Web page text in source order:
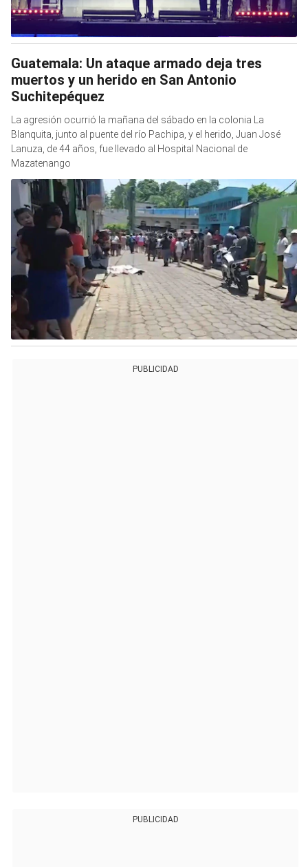
Guatemala: Un ataque armado deja tres
muertos y un herido en San Antonio
Suchitepéquez
La agresión ocurrió la mañana del sábado en la colonia La
Blanquita, junto al puente del río Pachipa, y el herido, Juan José
Lanuza, de 44 años, fue llevado al Hospital Nacional de
Mazatenango
PUBLICIDAD
PUBLICIDAD